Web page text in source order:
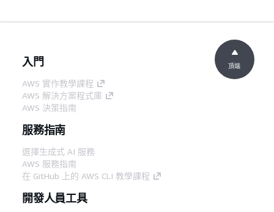
入門
AWS 實作教學課程
AWS 解決方案程式庫
AWS 決策指南
服務指南
選擇生成式 AI 服務
AWS 服務指南
在 GitHub 上的 AWS CLI 教學課程
開發人員工具
頂端